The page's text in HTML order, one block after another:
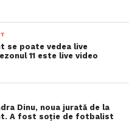
se poate vedea live
11 este live video
Dinu, noua jurată de la
A fost soție de fotbalist